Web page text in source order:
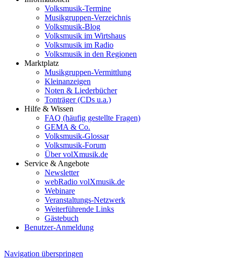
Volksmusik-Termine
Musikgruppen-Verzeichnis
Volksmusik-Blog
Volksmusik im Wirtshaus
Volksmusik im Radio
Volksmusik in den Regionen
Marktplatz
Musikgruppen-Vermittlung
Kleinanzeigen
Noten & Liederbücher
Tonträger (CDs u.a.)
Hilfe & Wissen
FAQ (häufig gestellte Fragen)
GEMA & Co.
Volksmusik-Glossar
Volksmusik-Forum
Über volXmusik.de
Service & Angebote
Newsletter
webRadio volXmusik.de
Webinare
Veranstaltungs-Netzwerk
Weiterführende Links
Gästebuch
Benutzer-Anmeldung
Navigation überspringen